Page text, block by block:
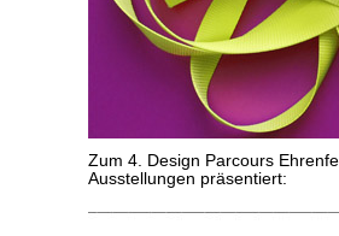
Zum 4. Design Parcours
Ausstellungen präsentiert: